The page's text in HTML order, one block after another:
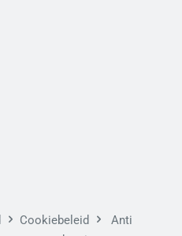
Cookiebeleid
Anti